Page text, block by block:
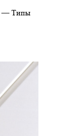
— Типы